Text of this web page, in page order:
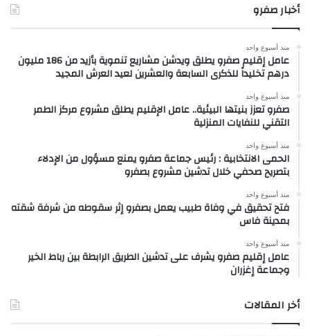
أخبار صفرو
منذ أسبوع واحد
عامل إقليم صفرو يطلق ويدشن مشاريع تنموية بأزيد من 186 مليون
درهم تخليداً للذكرى السابعة والعشرين لعيد العرش المجيد
منذ أسبوع واحد
صفرو تعزز بنيتها البيئية.. عامل الإقليم يطلق مشروع مركز الطمر
التقني للنفايات المنزلية
منذ أسبوع واحد
الحمى الانتخابية : رئيس جماعة صفرو يمنع مسؤول من الإدلاء
بتصريح صحفي خلال تدشين مشروع بصفرو
منذ أسبوع واحد
فتح تحقيق في وفاة طبيب يعمل بصفرو إثر سقوطه من شرفة شقته
بمدينة فاس
منذ أسبوع واحد
عامل إقليم صفرو يشرف على تدشين الطريق الرابطة بين رباط الخير
وجماعة إغزران
أخر المقالات